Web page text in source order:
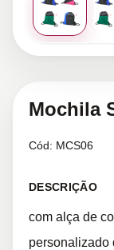
Mochila
Cód: MCS06
DESCRIÇÃO
com alça de
personalizado